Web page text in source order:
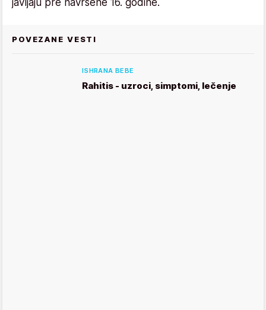
javljaju pre navršene 16. godine.
POVEZANE VESTI
ISHRANA BEBE
Rahitis - uzroci, simptomi, lečenje